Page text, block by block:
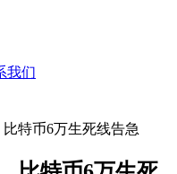
我们
特币6万生死线告急